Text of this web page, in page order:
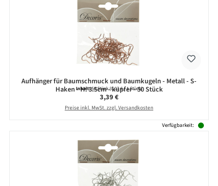
Aufhänger für Baumschmuck und Baumkugeln - Metall - S-
Haken - H: 3.5cm - kupfer - 50 Stück
Inhalt:50 Stück(0,07 € / 1 Stück)
Regulärer Preis:
3,39 €
Preise inkl. MwSt. zzgl. Versandkosten
Verfügbarkeit: